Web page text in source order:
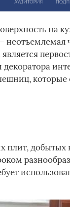
на
является
плит,